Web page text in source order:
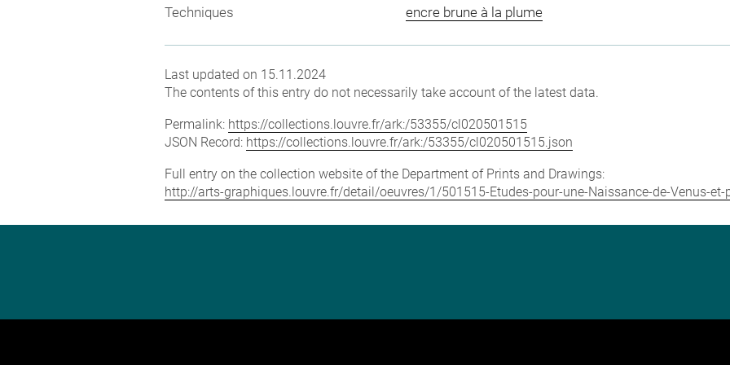
Techniques encre brune à la plume
Last updated on 15.11.2024
The contents of this entry do not necessarily take account of the latest data.
Permalink: https://collections.louvre.fr/ark:/53355/cl020501515
JSON Record: https://collections.louvre.fr/ark:/53355/cl020501515.json
Full entry on the collection website of the Department of Prints and Drawings:
http://arts-graphiques.louvre.fr/detail/oeuvres/1/501515-Etudes-pour-une-Naissance-de-Venus-et-